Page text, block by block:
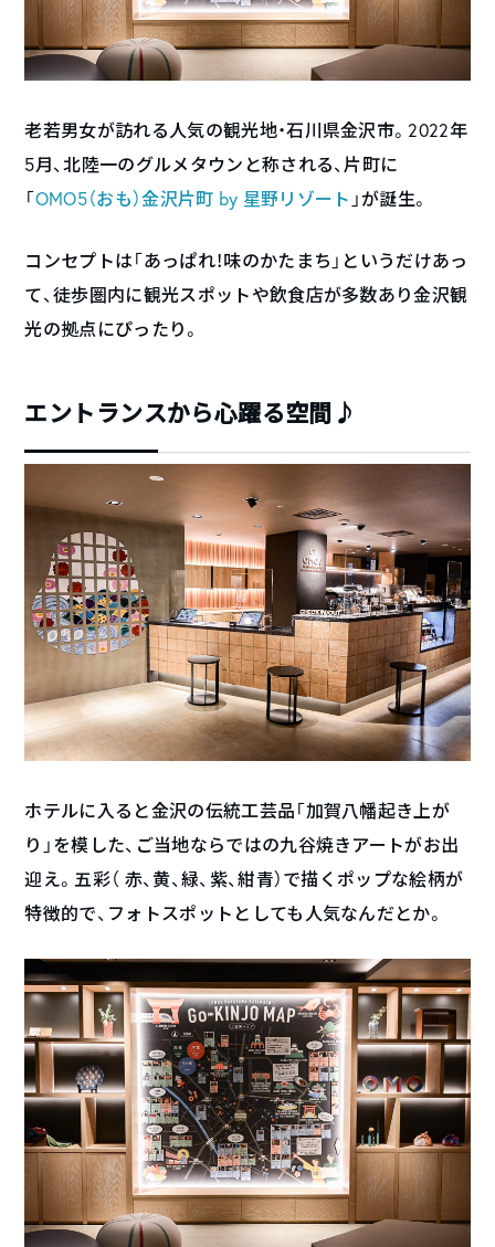
老若男女が訪れる人気の観光地・石川県金沢市。2022年
5月、北陸一のグルメタウンと称される、片町に
「OMO5（おも）金沢片町 by 星野リゾート 」が誕生。
コンセプトは「あっぱれ！味のかたまち」というだけあっ
て、徒歩圏内に観光スポットや飲食店が多数あり金沢観
光の拠点にぴったり。
エントランスから心躍る空間♪
ホテルに入ると金沢の伝統工芸品「加賀八幡起き上が
り」を模した、ご当地ならではの九谷焼きアートがお出
迎え。五彩（ 赤、黄、緑、紫、紺青）で描くポップな絵柄が
特徴的で、フォトスポットとしても人気なんだとか。